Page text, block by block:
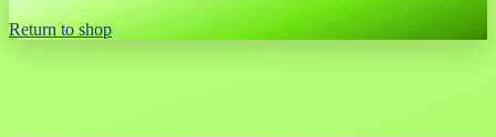
Return to shop